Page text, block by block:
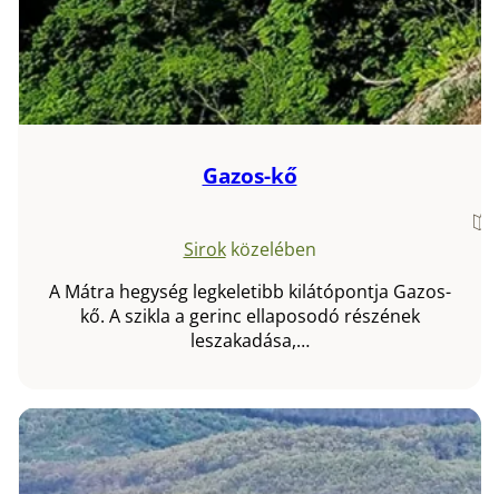
Gazos-kő
Sirokközelében
A Mátra hegység legkeletibb kilátópontja Gazos-
kő. A szikla a gerinc ellaposodó részének
leszakadása,…